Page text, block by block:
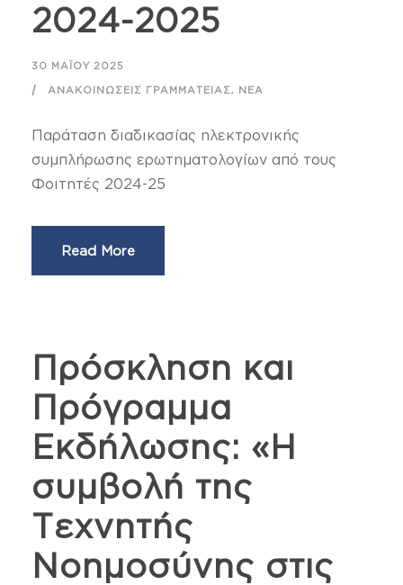
2024-2025
30 ΜΑΪ́ΟΥ 2025
ΑΝΑΚΟΙΝΏΣΕΙΣ ΓΡΑΜΜΑΤΕΊΑΣ, ΝΈΑ
Παράταση διαδικασίας ηλεκτρονικής
συμπλήρωσης ερωτηματολογίων από τους
Φοιτητές 2024-25
Read More
Πρόσκληση και
Πρόγραμμα
Εκδήλωσης: «Η
συμβολή της
Τεχνητής
Νοημοσύνης στις